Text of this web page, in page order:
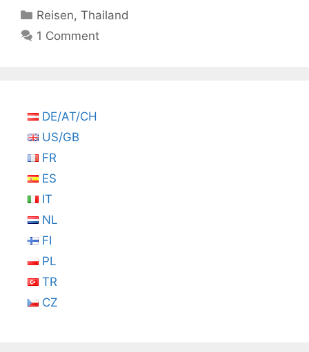
Kategorien
Reisen,Thailand
1 Comment
DE/AT/CH
US/GB
FR
ES
IT
NL
FI
PL
TR
CZ